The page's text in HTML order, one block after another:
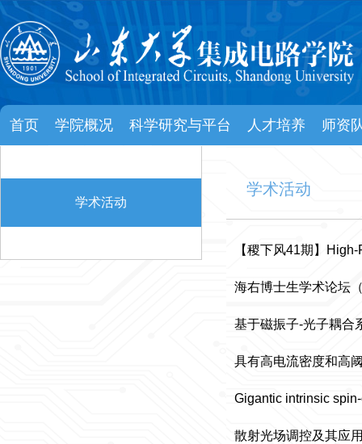
首页 学院概况 科学研究与平台 人才培养 师资
学术活动
学术活动
【稷下风41期】
海右博士生学术论坛
基于磁振子-光子耦合
具有高电流密度和高
Gigantic intrinsic
散射光场调控及其应